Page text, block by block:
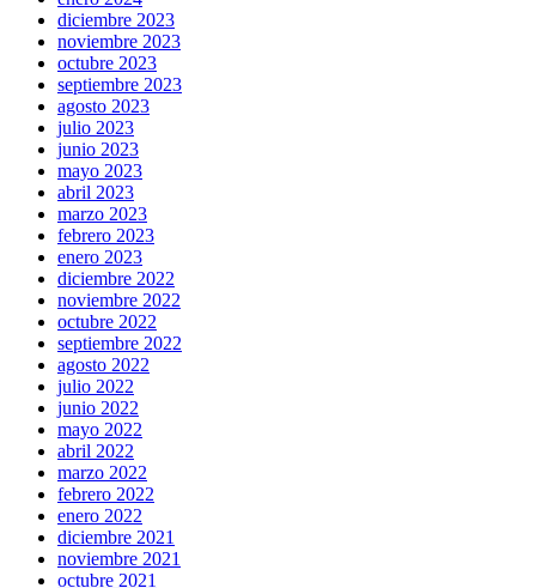
diciembre 2023
noviembre 2023
octubre 2023
septiembre 2023
agosto 2023
julio 2023
junio 2023
mayo 2023
abril 2023
marzo 2023
febrero 2023
enero 2023
diciembre 2022
noviembre 2022
octubre 2022
septiembre 2022
agosto 2022
julio 2022
junio 2022
mayo 2022
abril 2022
marzo 2022
febrero 2022
enero 2022
diciembre 2021
noviembre 2021
octubre 2021